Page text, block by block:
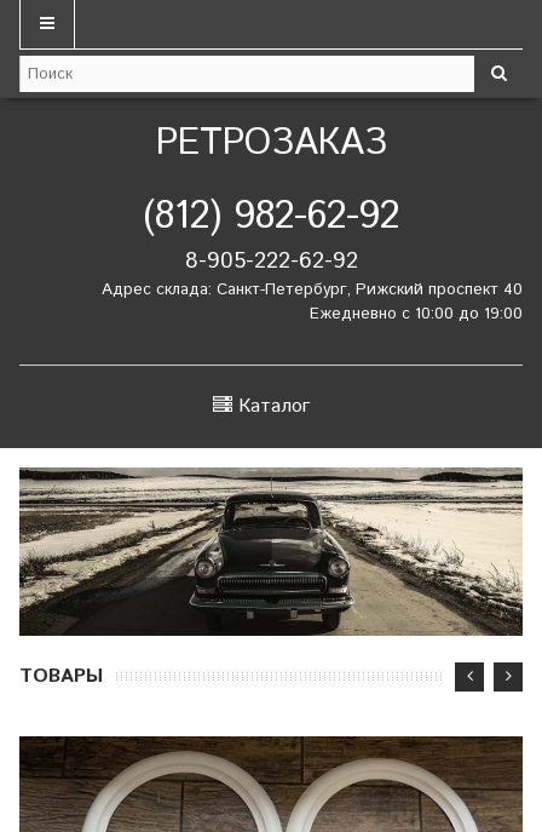
РЕТРОЗАКАЗ
(812) 982-62-92
8-905-222-62-92
Адрес склада: Санкт-Петербург, Рижский проспект 40
Ежедневно с 10:00 до 19:00
Каталог
ТОВАРЫ